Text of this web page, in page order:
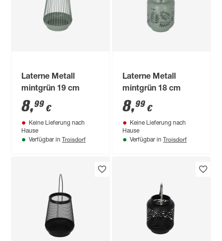
Laterne Metall
mintgrün 19 cm
8,99 €
Keine Lieferung nach
Hause
Verfügbar in Troisdorf
Laterne Metall
mintgrün 18 cm
8,99 €
Keine Lieferung nach
Hause
Verfügbar in Troisdorf